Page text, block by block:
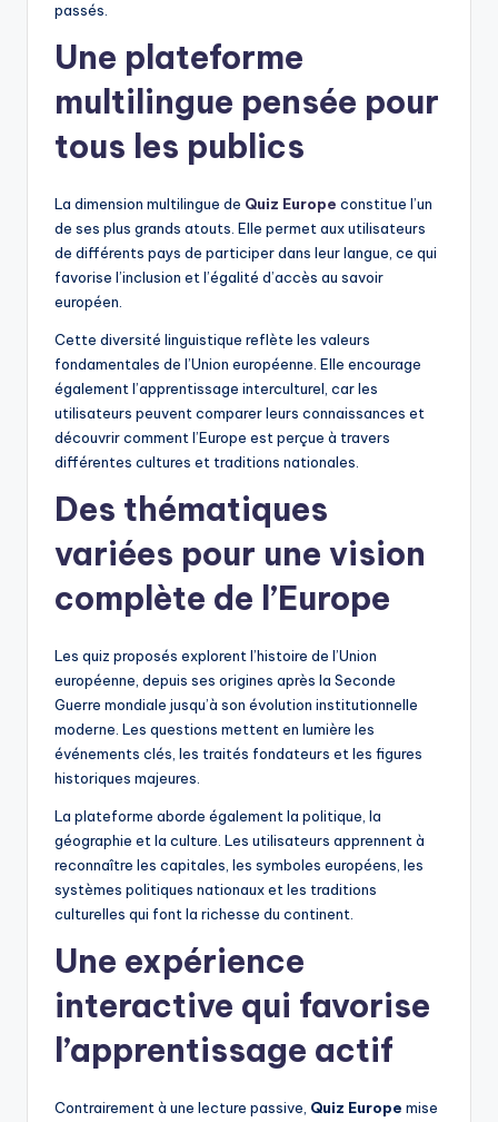
passés.
Une plateforme
multilingue pensée pour
tous les publics
La dimension multilingue de Quiz Europe constitue l’un
de ses plus grands atouts. Elle permet aux utilisateurs
de différents pays de participer dans leur langue, ce qui
favorise l’inclusion et l’égalité d’accès au savoir
européen.
Cette diversité linguistique reflète les valeurs
fondamentales de l’Union européenne. Elle encourage
également l’apprentissage interculturel, car les
utilisateurs peuvent comparer leurs connaissances et
découvrir comment l’Europe est perçue à travers
différentes cultures et traditions nationales.
Des thématiques
variées pour une vision
complète de l’Europe
Les quiz proposés explorent l’histoire de l’Union
européenne, depuis ses origines après la Seconde
Guerre mondiale jusqu’à son évolution institutionnelle
moderne. Les questions mettent en lumière les
événements clés, les traités fondateurs et les figures
historiques majeures.
La plateforme aborde également la politique, la
géographie et la culture. Les utilisateurs apprennent à
reconnaître les capitales, les symboles européens, les
systèmes politiques nationaux et les traditions
culturelles qui font la richesse du continent.
Une expérience
interactive qui favorise
l’apprentissage actif
Contrairement à une lecture passive, Quiz Europe mise